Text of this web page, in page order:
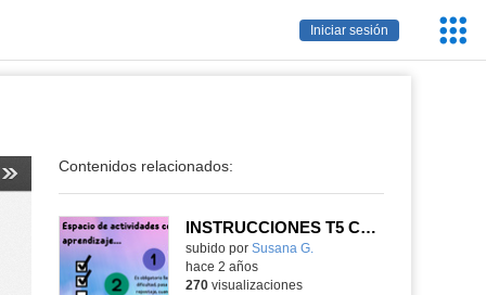
Iniciar sesión
Contenidos relacionados:
INSTRUCCIONES T5 CANVA
Contenido educativo.
subido por Susana G.
hace 2 años
270visualizaciones